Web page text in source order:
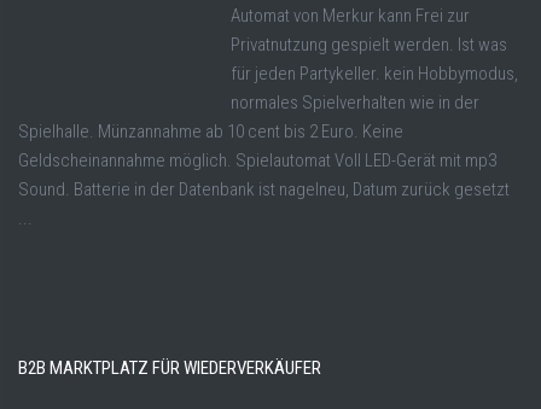
Automat von Merkur kann Frei zur
Privatnutzung gespielt werden. Ist was
für jeden Partykeller. kein Hobbymodus,
normales Spielverhalten wie in der
Spielhalle. Münzannahme ab 10 cent bis 2 Euro. Keine
Geldscheinannahme möglich. Spielautomat Voll LED-Gerät mit mp3
Sound. Batterie in der Datenbank ist nagelneu, Datum zurück gesetzt
...
B2B MARKTPLATZ FÜR WIEDERVERKÄUFER